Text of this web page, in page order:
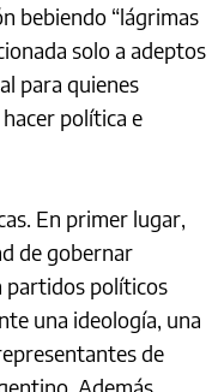
bebiendo “lágrimas
solo a adeptos
para quienes
política e
En primer lugar,
de gobernar
partidos políticos
una ideología, una
de